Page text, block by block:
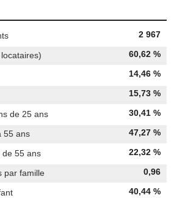
2 967
60,62 %
14,46 %
15,73 %
de 25 ans 30,41 %
55 ans 47,27 %
de 55 ans 22,32 %
par famille 0,96
40,44 %